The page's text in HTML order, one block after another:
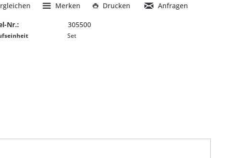
Merken Drucken Anfragen
Nr.: 305500
Set